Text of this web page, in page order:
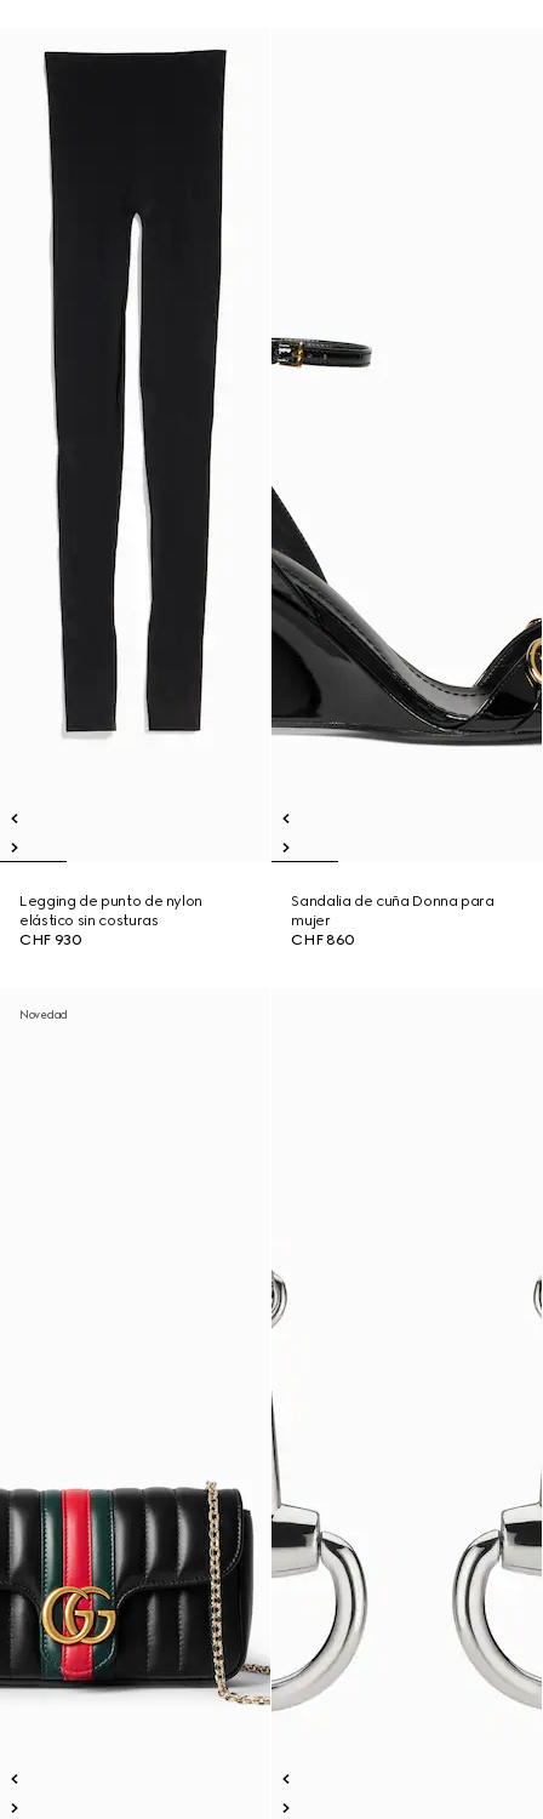
Legging de punto de nylon
elástico sin costuras
CHF 930
Sandalia de cuña Donna para
mujer
CHF 860
Novedad